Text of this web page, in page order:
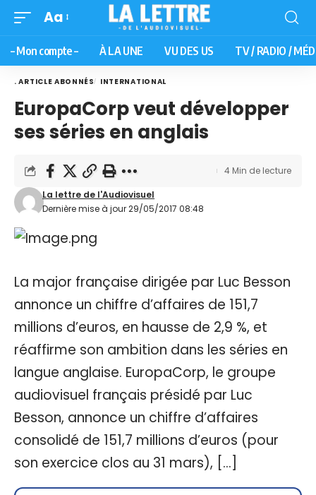
Aa
– Mon compte – À LA UNE VU DES US TV / RADIO /
. ARTICLE ABONNÉS INTERNATIONAL
EuropaCorp veut développer
ses séries en anglais
Dernière mise à jour 29/05/2017 08:48
La lettre de l'Audiovisuel
4 Min de lecture
La major française dirigée par Luc Besson
annonce un chiffre d’affaires de 151,7
millions d’euros, en hausse de 2,9 %, et
réaffirme son ambition dans les séries en
langue anglaise. EuropaCorp, le groupe
audiovisuel français présidé par Luc
Besson, annonce un chiffre d’affaires
consolidé de 151,7 millions d’euros (pour
son exercice clos au 31 mars), […]